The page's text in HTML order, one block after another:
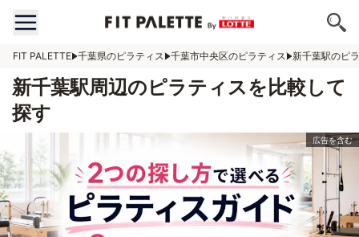
FIT PALETTE 千葉県のピラティス 千葉市中央区のピラティス 新千葉駅のピ
新千葉駅周辺のピラティスを比較して
探す